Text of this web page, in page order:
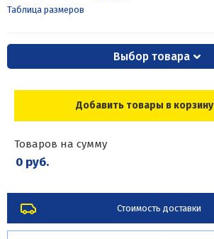
Таблица размеров
Выбор товара
Добавить товары в корзину
Товаров на сумму
0 руб.
Стоимость доставки